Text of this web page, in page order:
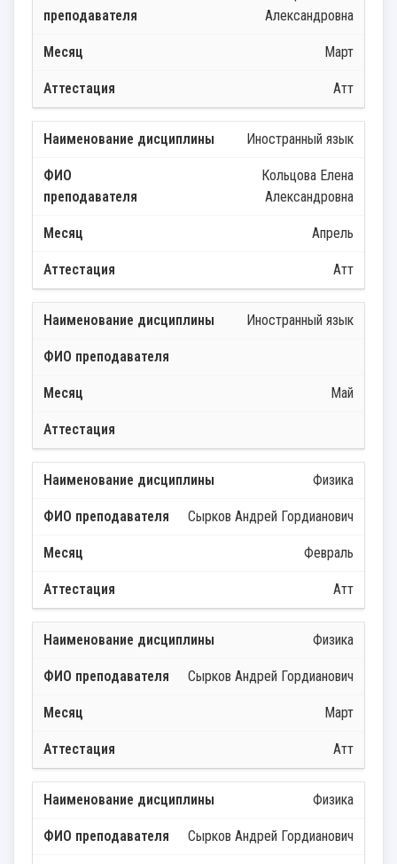
Александровна
Март
Атт
Иностранный язык
Кольцова Елена
Александровна
Апрель
Атт
Иностранный язык
Май
Физика
Сырков Андрей Гордианович
Февраль
Атт
Физика
Сырков Андрей Гордианович
Март
Атт
Физика
Сырков Андрей Гордианович